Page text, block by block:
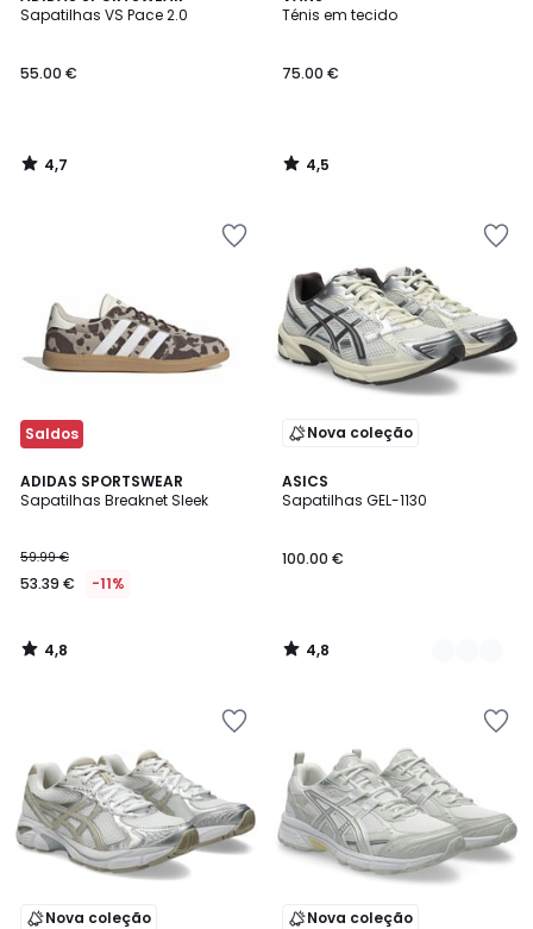
Sapatilhas VS Pace 2.0
55.00 €
/ 5
4,7
/
Ténis em tecido
75.00 €
/ 5
4,5
/
Saldos
ADIDAS SPORTSWEAR
Sapatilhas Breaknet Sleek
59.99 €
53.39 € -11%
4,8
/ 5
4,8
/
Nova coleção
ASICS
Sapatilhas GEL-1130
100.00 €
4,8
/ 5
3
Cores
4,8
/
Nova coleção Nova coleção